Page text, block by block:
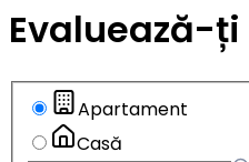
Evaluează-
Apartament
Casă